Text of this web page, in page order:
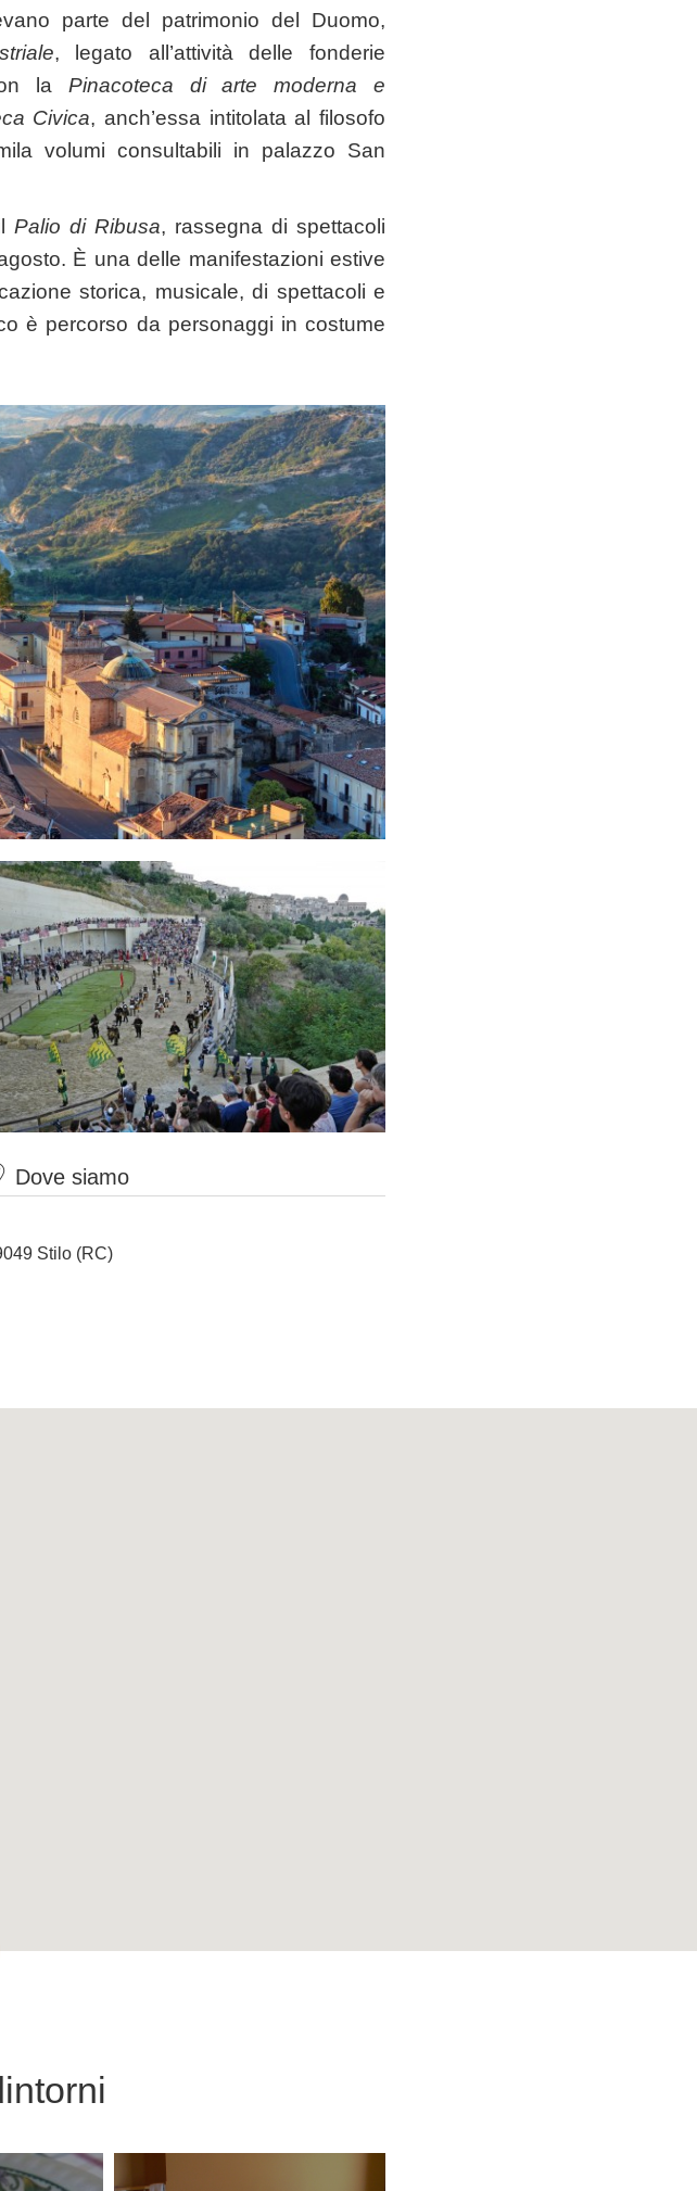
parte del patrimonio del Duomo,
, legato all’attività delle fonderie
la Pinacoteca di arte moderna e
Civica, anch’essa intitolata al filosofo
volumi consultabili in palazzo San
ilPalio di Ribusa, rassegna di spettacoli
È una delle manifestazioni estive
storica, musicale, di spettacoli e
è percorso da personaggi in costume
Dove siamo
Stilo (RC)